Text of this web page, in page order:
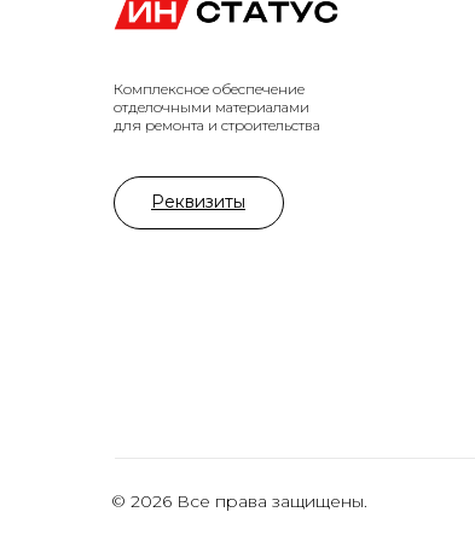
© 2026 Все права защищены.
Комплексное обеспечение
отделочными материалами
для ремонта и строительства
Реквизиты